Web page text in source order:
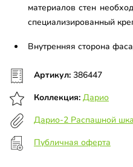
материалов стен
специализированный
Внутренняя сторона
Артикул: 386447
Коллекция: Дарио
Дарио-2 Распашной
Публичная оферта